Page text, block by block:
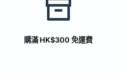
購滿 HK$300 免運費